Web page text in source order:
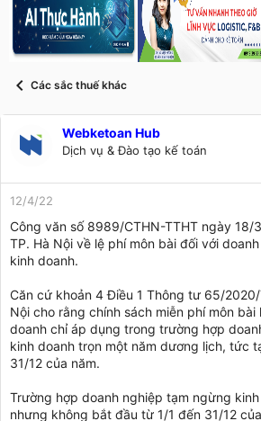
d
s
a
ử
Các sắc thuế khác
Webketoan Hub
Dịch vụ & Đào tạo kế toán
12/4/22
Công văn số 8989/CTHN-TTHT ngày 18/
TP. Hà Nội về lệ phí môn bài đối với
kinh doanh.
Căn cứ khoản 4 Điều 1 Thông tư 65/
Nội cho rằng chính sách miễn phí môn
doanh chỉ áp dụng trong trường hợp
kinh doanh trọn một năm dương lịch, tức
31/12 của năm.
Trường hợp doanh nghiệp tạm ngừng
nhưng không bắt đầu từ 1/1 đến 31/12